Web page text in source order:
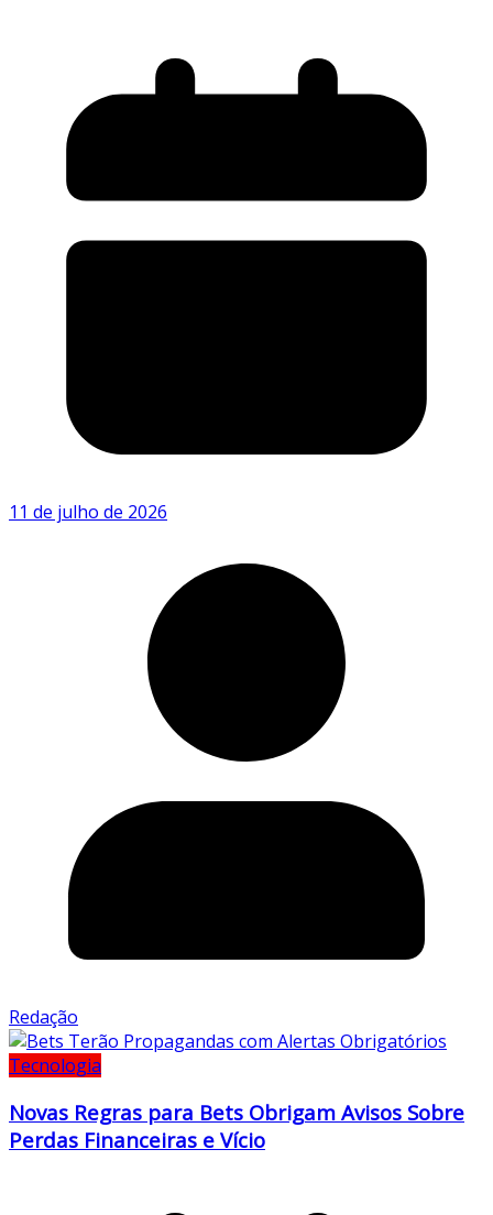
11 de julho de 2026
Redação
Tecnologia
Novas Regras para Bets Obrigam Avisos Sobre
Perdas Financeiras e Vício